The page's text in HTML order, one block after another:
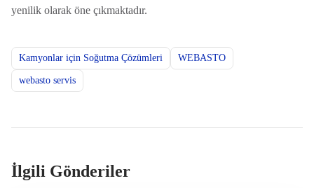
yenilik olarak öne çıkmaktadır.
Kamyonlar için Soğutma Çözümleri WEBASTO
webasto servis
İlgili Gönderiler